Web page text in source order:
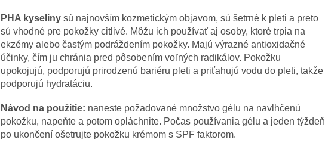
PHA kyseliny sú najnovším kozmetickým objavom, sú šetrné k pleti a preto
sú vhodné pre pokožky citlivé. Môžu ich používať aj osoby, ktoré trpia na
ekzémy alebo častým podráždením pokožky. Majú výrazné antioxidačné
účinky, čím ju chránia pred pôsobením voľných radikálov. Pokožku
upokojujú, podporujú prirodzenú bariéru pleti a priťahujú vodu do pleti, takže
podporujú hydratáciu.
Návod na použitie: naneste požadované množstvo gélu na navlhčenú
pokožku, napeňte a potom opláchnite. Počas používania gélu a jeden týždeň
po ukončení ošetrujte pokožku krémom s SPF faktorom.